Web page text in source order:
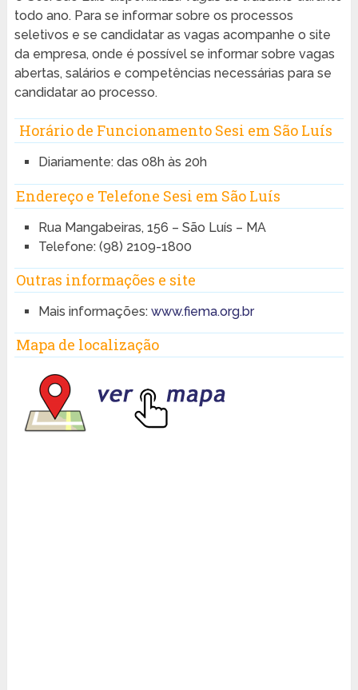
todo ano. Para se informar sobre os processos
seletivos e se candidatar as vagas acompanhe o site
da empresa, onde é possível se informar sobre vagas
abertas, salários e competências necessárias para se
candidatar ao processo.
Horário de Funcionamento Sesi em São Luís
Diariamente: das 08h às 20h
Endereço e Telefone Sesi em São Luís
Rua Mangabeiras, 156 – São Luís – MA
Telefone: (98) 2109-1800
Outras informações e site
Mais informações: www.fiema.org.br
Mapa de localização